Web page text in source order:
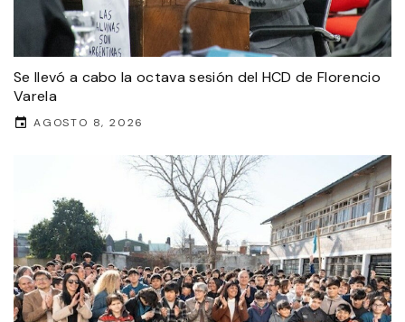
Se llevó a cabo la octava sesión del HCD de Florencio
Varela
AGOSTO 8, 2026